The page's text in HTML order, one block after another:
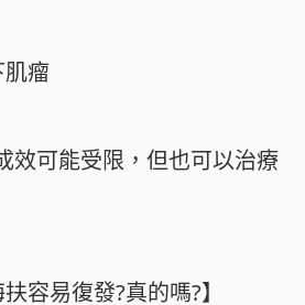
肌瘤
效可能受限，但也可以治療
容易復發?真的嗎?】